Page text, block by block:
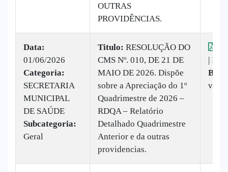
OUTRAS
PROVIDÊNCIAS.
Data:
01/06/2026
Categoria:
SECRETARIA
MUNICIPAL
DE SAÚDE
Subcategoria:
Geral
Titulo: RESOLUÇÃO DO
CMS Nº. 010, DE 21 DE
MAIO DE 2026. Dispõe
sobre a Apreciação do 1º
Quadrimestre de 2026 –
RDQA – Relatório
Detalhado Quadrimestre
Anterior e da outras
providencias.
|
vez